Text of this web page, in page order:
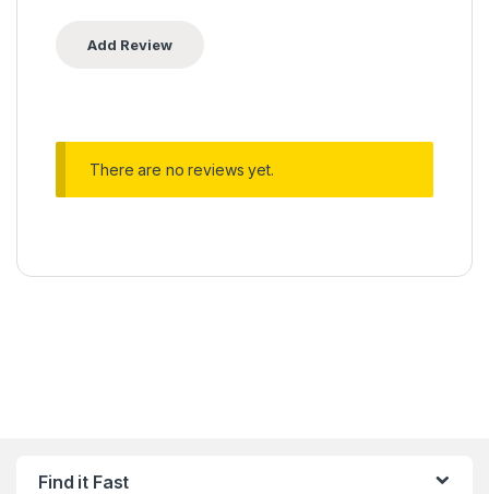
There are no reviews yet.
Find it Fast